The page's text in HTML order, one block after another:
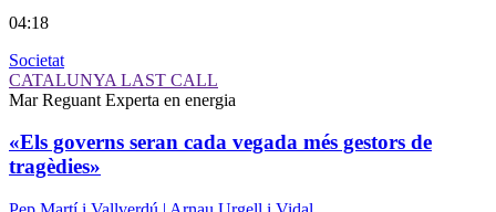
04:18
Societat
CATALUNYA LAST CALL
Mar Reguant Experta en energia
«Els governs seran cada vegada més gestors de
tragèdies»